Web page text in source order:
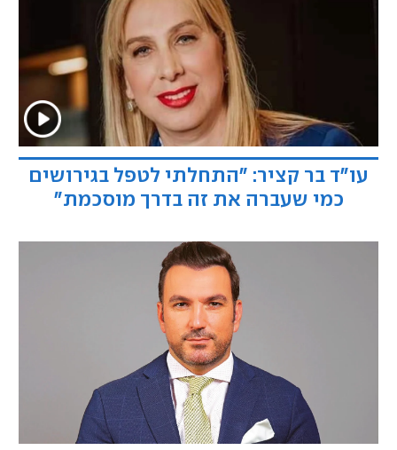
עו"ד בר קציר: "התחלתי לטפל בגירושים
כמי שעברה את זה בדרך מוסכמת"